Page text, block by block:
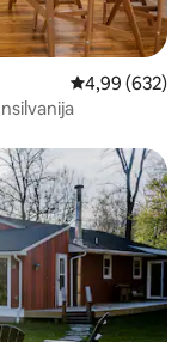
Prosečna
4,99 (632)